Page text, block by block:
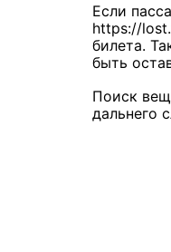
Если
https://
билета.
быть
Поиск
дальнего